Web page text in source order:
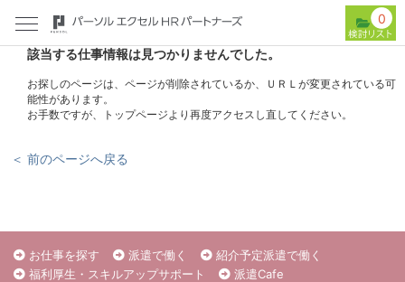
0
該当する仕事情報は見つかりませんでした。
お探しのページは、ページが削除されているか、ＵＲＬが変更されている可
能性があります。
お手数ですが、トップページより再度アクセスし直してください。
＜ 前のページへ戻る
お仕事を探す 派遣で働く
紹介予定派遣で働く
福利厚生・スキルアップサポート
派遣Cafe